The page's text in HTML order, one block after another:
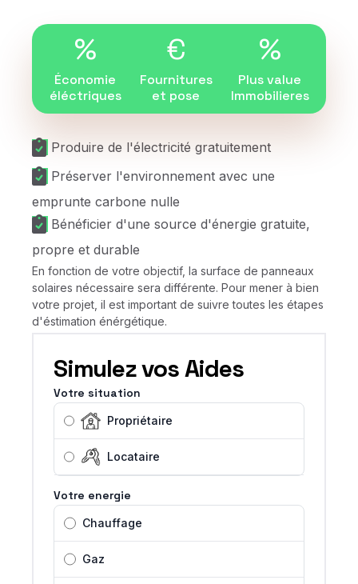
%
Économie
éléctriques
€
Fournitures
et pose
%
Plus value
Immobilieres
Produire de l'électricité gratuitement
Préserver l'environnement avec une
emprunte carbone nulle
Bénéficier d'une source d'énergie gratuite,
propre et durable
En fonction de votre objectif, la surface de panneaux
solaires nécessaire sera différente. Pour mener à bien
votre projet, il est important de suivre toutes les étapes
d'éstimation énérgétique.
Simulez vos Aides
Votre situation
Propriétaire
Locataire
Votre energie
Chauffage
Gaz